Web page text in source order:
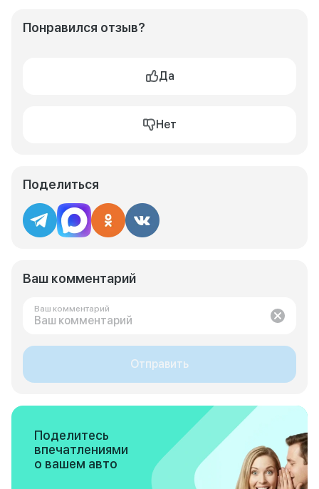
Понравился отзыв?
Да
Нет
Поделиться
Ваш комментарий
Ваш комментарий
Отправить
Поделитесь
впечатлениями
о вашем авто